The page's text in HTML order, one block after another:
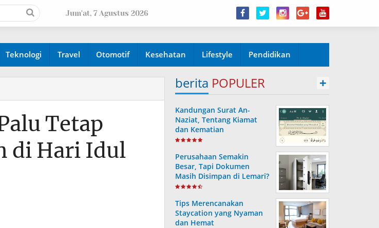
Jum'at, 7 Agustus 2026
Teknologi Travel Otomotif Kesehatan Lifestyle Pendidikan
Tetap
di Hari Idul
berita POPULER +
Kandungan Surat An-
Naziat, Tentang Kiamat
dan Kematian
Perusahaan Semakin
Besar, Tapi Dokumen
Masih Disimpan di Lemari?
Ini Risiko yang Sering
Tips Merencanakan
Staycation yang Nyaman
dan Hemat